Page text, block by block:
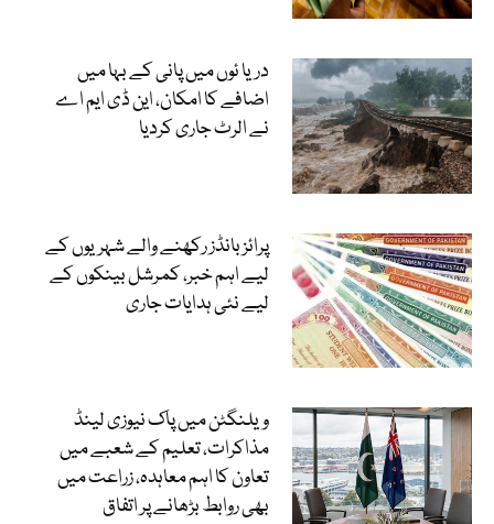
دریا ئوں میں پانی کے بہا میں
اضافے کا امکان، این ڈی ایم اے
نے الرٹ جاری کردیا
پرائز بانڈز رکھنے والے شہریوں کے
لیے اہم خبر، کمرشل بینکوں کے
لیے نئی ہدایات جاری
ویلنگٹن میں پاک نیوزی لینڈ
مذاکرات، تعلیم کے شعبے میں
تعاون کا اہم معاہدہ، زراعت میں
بھی روابط بڑھانے پر اتفاق